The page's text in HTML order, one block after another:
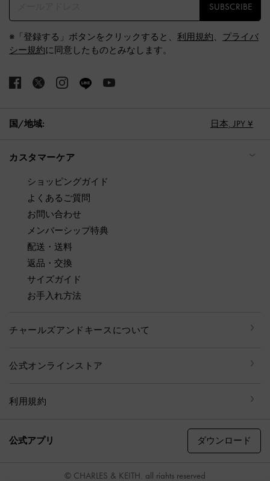
SUBSCRIBE
※「登録する」ボタンをクリックすると、 利用規約、 プライバ
シー規約に同意したものとみなします。
国/地域: 日本, JPY ¥
カスタマーケア
ショッピングガイド
よくあるご質問
お問い合わせ
メンバーシップ特典
配送・送料
返品・交換
サイズガイド
お手入れ方法
チャールズアンドキースについて
公式オンラインストア
利用規約
公式アプリ ダウンロード
© CHARLES & KEITH, all rights reserved